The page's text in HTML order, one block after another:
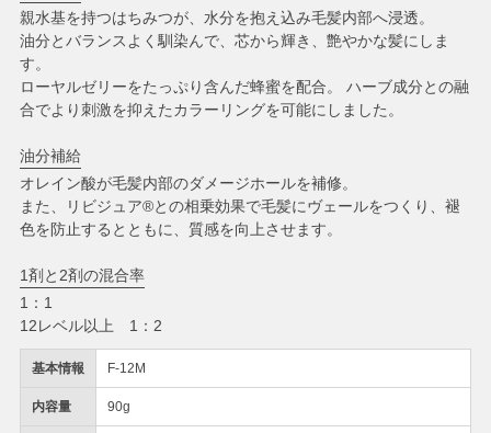
基本情報 F-12M
内容量 90g
親水基を持つはちみつが、水分を抱え込み毛髪内部へ浸透。
油分とバランスよく馴染んで、芯から輝き、艶やかな髪にしま
す。
ローヤルゼリーをたっぷり含んだ蜂蜜を配合。 ハーブ成分との融
合でより刺激を抑えたカラーリングを可能にしました。
油分補給
オレイン酸が毛髪内部のダメージホールを補修。
また、リビジュア®との相乗効果で毛髪にヴェールをつくり、褪
色を防止するとともに、質感を向上させます。
1剤と2剤の混合率
1：1
12レベル以上 1：2